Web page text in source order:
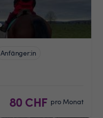
Anfänger:in
80 CHF pro Monat